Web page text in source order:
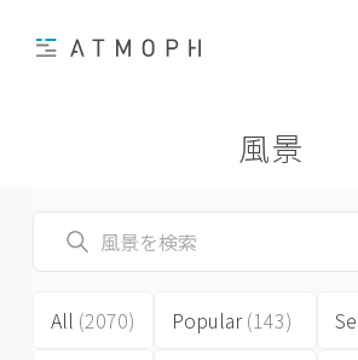
風景
All (2070)
Popular(143)